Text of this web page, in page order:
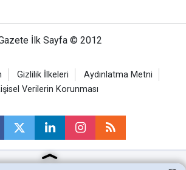
İlk Sayfa © 2012
Gizlilik İlkeleri
Aydınlatma Metni
Verilerin Korunması